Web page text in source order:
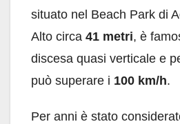
situato nel Beach Park di
Alto circa 41 metri, è
discesa quasi verticale e
può superare i 100 km/h.
Per anni è stato